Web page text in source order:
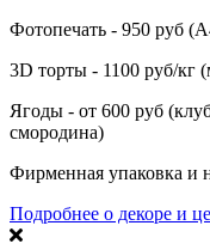
Фотопечать - 950 руб
3D торты - 1100 руб/кг
Ягоды - от 600 руб
смородина)
Фирменная упаковка и
Подробнее о декоре и